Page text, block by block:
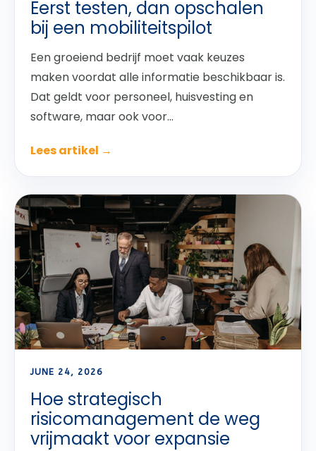
Eerst testen, dan opschalen
bij een mobiliteitspilot
Een groeiend bedrijf moet vaak keuzes
maken voordat alle informatie beschikbaar is.
Dat geldt voor personeel, huisvesting en
software, maar ook voor...
Lees artikel →
JUNE 24, 2026
Hoe strategisch
risicomanagement de weg
vrijmaakt voor expansie